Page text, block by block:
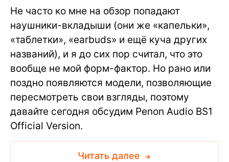
Не часто ко мне на обзор попадают
наушники-вкладыши (они же «капельки»,
«таблетки», «earbuds» и ещё куча других
названий), и я до сих пор считал, что это
вообще не мой форм-фактор. Но рано или
поздно появляются модели, позволяющие
пересмотреть свои взгляды, поэтому
давайте сегодня обсудим Penon Audio BS1
Official Version.
Читать далее